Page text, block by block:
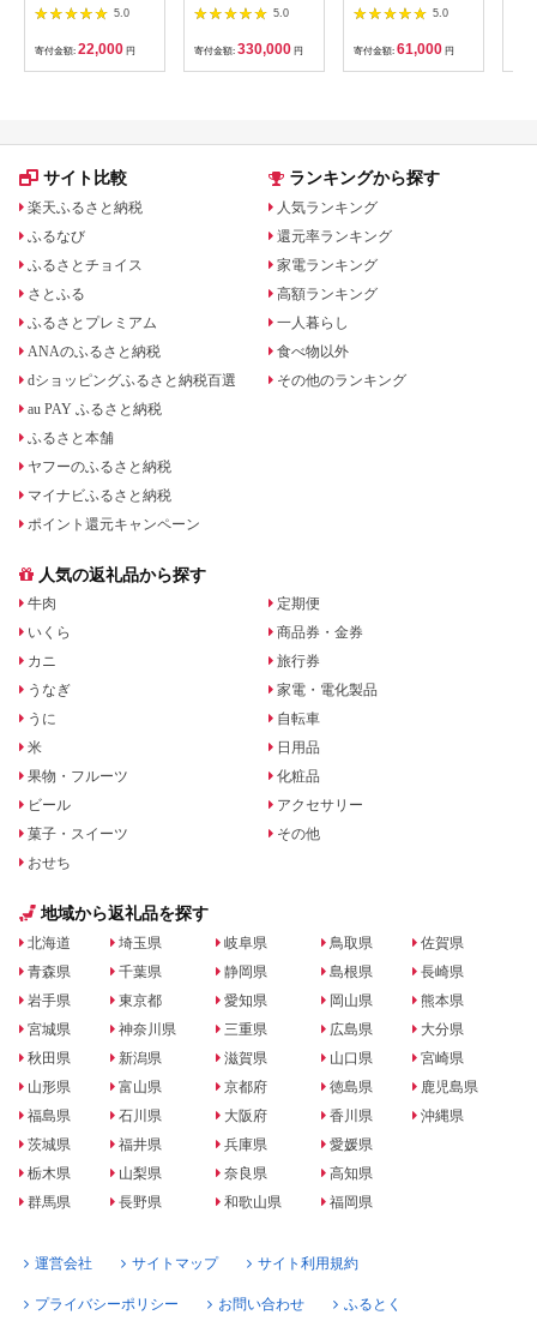
ーケーションお試しプ
ラン｜東北 福島県 会
津若松市 東山温泉 旅
行 クーポン 利用券
[0800]
5.0
寄付金額: 22,000 円
5.0
寄付金額: 330,000 円
「住箱-jyubako-」ペ
ア宿泊チケット
5.0
寄付金額: 61,000 円
サイト比較
楽天ふるさと納税
ふるなび
ふるさとチョイス
さとふる
ふるさとプレミアム
ANAのふるさと納税
dショッピングふるさと納税百選
au PAY ふるさと納税
ふるさと本舗
ヤフーのふるさと納税
マイナビふるさと納税
ポイント還元キャンペーン
ランキングから探す
人気ランキング
還元率ランキング
家電ランキング
高額ランキング
一人暮らし
食べ物以外
その他のランキング
人気の返礼品から探す
牛肉
いくら
カニ
うなぎ
うに
米
果物・フルーツ
ビール
菓子・スイーツ
おせち
定期便
商品券・金券
旅行券
家電・電化製品
自転車
日用品
化粧品
アクセサリー
その他
地域から返礼品を探す
北海道
青森県
岩手県
宮城県
秋田県
山形県
福島県
茨城県
栃木県
群馬県
埼玉県
千葉県
東京都
神奈川県
新潟県
富山県
石川県
福井県
山梨県
長野県
岐阜県
静岡県
愛知県
三重県
滋賀県
京都府
大阪府
兵庫県
奈良県
和歌山県
鳥取県
島根県
岡山県
広島県
山口県
徳島県
香川県
愛媛県
高知県
福岡県
佐賀県
長崎県
熊本県
大分県
宮崎県
鹿児島県
沖縄県
運営会社 サイトマップ サイト利用規約
プライバシーポリシー お問い合わせ ふるとく